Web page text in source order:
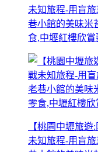
未知旅程-用盲
巷小館的美味米
食,中壢紅樓欣賞
【桃園中壢旅
未知旅程-用盲